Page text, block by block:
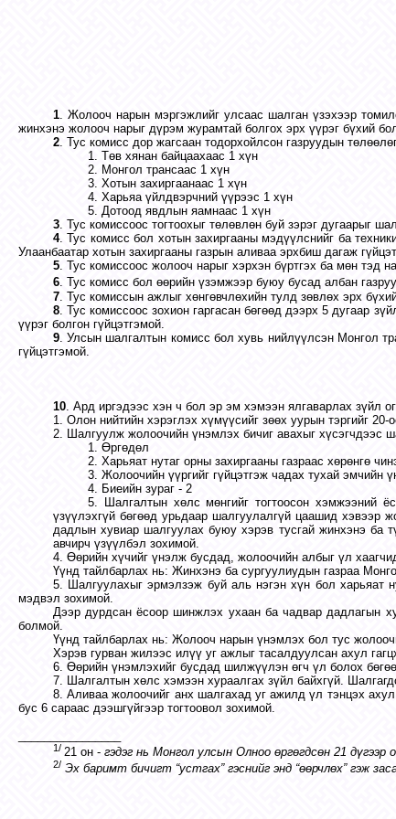
1. Жолооч нарын мэргэжлийг улсаас шалган үзэхээр
жинхэнэ жолооч нарыг дүрэм журамтай болгох эрх үүрэг бүхий
2. Тус комисс дор жагсаан тодорхойлсон газруудын
1. Төв хянан байцаахаас 1 хүн
2. Монгол трансаас 1 хүн
3. Хотын захиргаанаас 1 хүн
4. Харьяа үйлдвэрчний үүрээс 1 хүн
5. Дотоод явдлын яамнаас 1 хүн
3. Тус комиссоос тогтоохыг төлөвлөн буй зэрэг дугаарыг
4. Тус комисс бол хотын захиргааны мэдүүлснийг ба
Улаанбаатар хотын захиргааны газрын аливаа эрхбиш дагаж
5. Тус комиссоос жолооч нарыг хэрхэн бүртгэх ба мөн тэд
6. Тус комисс бол өөрийн үзэмжээр буюу бусад албан
7. Тус комиссын ажлыг хөнгөвчлөхийн тулд зөвлөх эрх
8. Тус комиссоос зохион гаргасан бөгөөд дээрх 5 дугаар
үүрэг болгон гүйцэтгэмой.
9. Улсын шалгалтын комисс бол хувь нийлүүлсэн Монгол
гүйцэтгэмой.
10. Ард иргэдээс хэн ч бол эр эм хэмээн ялгаварлах зүйл
1. Олон нийтийн хэрэглэх хүмүүсийг зөөх уурын тэргийг
2. Шалгуулж жолоочийн үнэмлэх бичиг авахыг хүсэгчдээс
1. Өргөдөл
2. Харьяат нутаг орны захиргааны газраас хөрөнгө
3. Жолоочийн үүргийг гүйцэтгэж чадах тухай эмчийн
4. Биеийн зураг - 2
5. Шалгалтын хөлс мөнгийг тогтоосон хэмжээний
үзүүлэхгүй бөгөөд урьдаар шалгуулалгүй цаашид
дадлын хувиар шалгуулах буюу хэрэв тусгай жинхэнэ ба
авчирч үзүүлбэл зохимой.
4. Өөрийн хүчийг үнэлж бусдад, жолоочийн албыг үл
Үүнд тайлбарлах нь: Жинхэнэ ба сургуулиудын газраа
5. Шалгуулахыг эрмэлзэж буй аль нэгэн хүн бол харьяат
мэдвэл зохимой.
Дээр дурдсан ёсоор шинжлэх ухаан ба чадвар дадлагын
болмой.
Үүнд тайлбарлах нь: Жолооч нарын үнэмлэх бол тус
Хэрэв гурван жилээс илүү уг ажлыг тасалдуулсан ахул
6. Өөрийн үнэмлэхийг бусдад шилжүүлэн өгч үл болох
7. Шалгалтын хөлс хэмээн хураалгах зүйл байхгүй.
8. Аливаа жолоочийг анх шалгахад уг ажилд үл тэнцэх
бус 6 сараас дээшгүйгээр тогтоовол зохимой.
1/ 21 он - гэдэг нь Монгол улсын Олноо өргөгдсөн 21 дүгээр
2/ Эх баримт бичигт “устгах” гэснийг энд “өөрчлөх” гэж